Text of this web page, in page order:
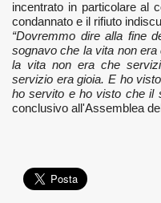
incentrato in particolare al
condannato e il rifiuto
“Dovremmo dire alla fine
sognavo che la vita non
la vita non era che
servizio era gioia. E ho
ho servito e ho visto che il
conclusivo all'Assemblea